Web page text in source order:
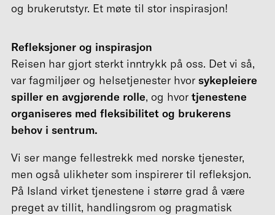
og brukerutstyr. Et møte til stor inspirasjon!
Refleksjoner og inspirasjon
Reisen har gjort sterkt inntrykk på oss. Det vi så,
var fagmiljøer og helsetjenester hvor sykepleiere
spiller en avgjørende rolle, og hvor tjenestene
organiseres med fleksibilitet og brukerens
behov i sentrum.
Vi ser mange fellestrekk med norske tjenester,
men også ulikheter som inspirerer til refleksjon.
På Island virket tjenestene i større grad å være
preget av tillit, handlingsrom og pragmatisk